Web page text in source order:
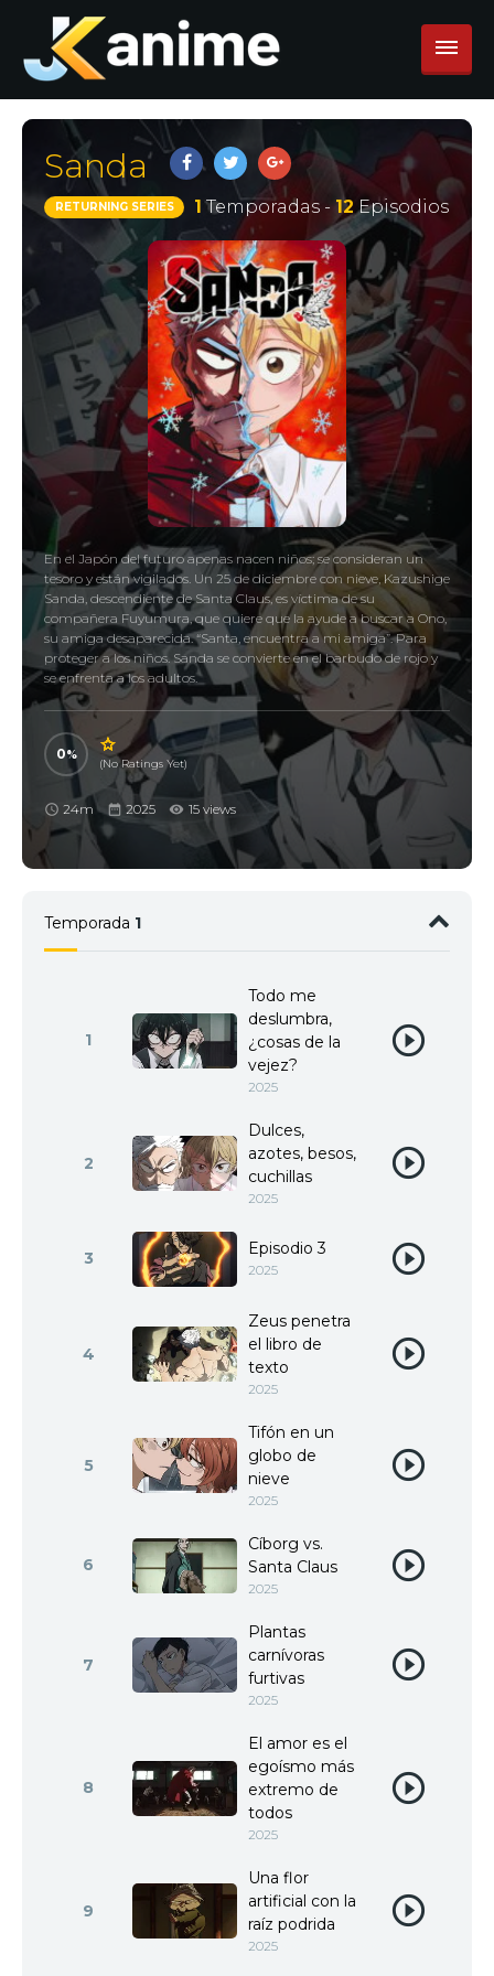
Sanda
RETURNING SERIES 1 Temporadas -12 Episodios
En el Japón del futuro apenas nacen niños; se consideran un
tesoro y están vigilados. Un 25 de diciembre con nieve, Kazushige
Sanda, descendiente de Santa Claus, es víctima de su
compañera Fuyumura, que quiere que la ayude a buscar a Ono,
su amiga desaparecida. “Santa, encuentra a mi amiga”. Para
proteger a los niños. Sanda se convierte en el barbudo de rojo y
se enfrenta a los adultos.
0
(No Ratings Yet)
24m 2025 15 views
Temporada 1
1
Todo me
deslumbra,
¿cosas de la
vejez?
2025
2
Dulces,
azotes, besos,
cuchillas
2025
3 Episodio 3
2025
4
Zeus penetra
el libro de
texto
2025
5
Tifón en un
globo de
nieve
2025
6
Cíborg vs.
Santa Claus
2025
7
Plantas
carnívoras
furtivas
2025
8
El amor es el
egoísmo más
extremo de
todos
2025
9
Una flor
artificial con la
raíz podrida
2025